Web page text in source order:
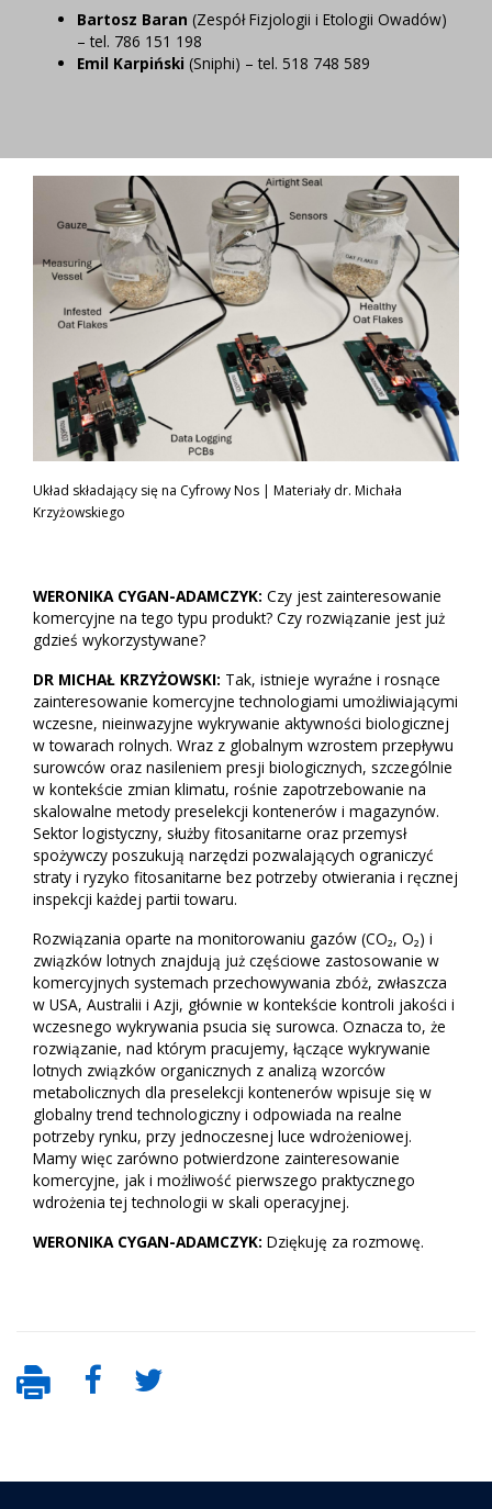
Bartosz Baran (Zespół Fizjologii i Etologii Owadów)
– tel. 786 151 198
Emil Karpiński (Sniphi) – tel. 518 748 589
Układ składający się na Cyfrowy Nos | Materiały dr. Michała
Krzyżowskiego
WERONIKA CYGAN-ADAMCZYK: Czy jest zainteresowanie
komercyjne na tego typu produkt? Czy rozwiązanie jest już
gdzieś wykorzystywane?
DR MICHAŁ KRZYŻOWSKI: Tak, istnieje wyraźne i rosnące
zainteresowanie komercyjne technologiami umożliwiającymi
wczesne, nieinwazyjne wykrywanie aktywności biologicznej
w towarach rolnych. Wraz z globalnym wzrostem przepływu
surowców oraz nasileniem presji biologicznych, szczególnie
w kontekście zmian klimatu, rośnie zapotrzebowanie na
skalowalne metody preselekcji kontenerów i magazynów.
Sektor logistyczny, służby fitosanitarne oraz przemysł
spożywczy poszukują narzędzi pozwalających ograniczyć
straty i ryzyko fitosanitarne bez potrzeby otwierania i ręcznej
inspekcji każdej partii towaru.
Rozwiązania oparte na monitorowaniu gazów (CO₂, O₂) i
związków lotnych znajdują już częściowe zastosowanie w
komercyjnych systemach przechowywania zbóż, zwłaszcza
w USA, Australii i Azji, głównie w kontekście kontroli jakości i
wczesnego wykrywania psucia się surowca. Oznacza to, że
rozwiązanie, nad którym pracujemy, łączące wykrywanie
lotnych związków organicznych z analizą wzorców
metabolicznych dla preselekcji kontenerów wpisuje się w
globalny trend technologiczny i odpowiada na realne
potrzeby rynku, przy jednoczesnej luce wdrożeniowej.
Mamy więc zarówno potwierdzone zainteresowanie
komercyjne, jak i możliwość pierwszego praktycznego
wdrożenia tej technologii w skali operacyjnej.
WERONIKA CYGAN-ADAMCZYK: Dziękuję za rozmowę.